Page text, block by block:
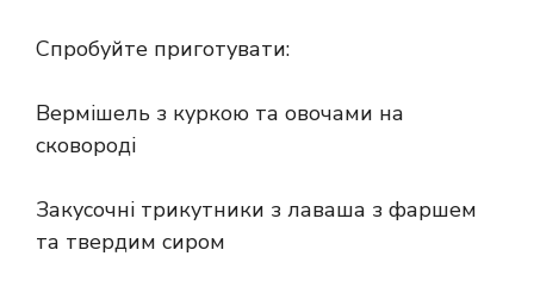
Спробуйте приготувати:
Вермішель з куркою та овочами на
сковороді
Закусочні трикутники з лаваша з фаршем
та твердим сиром